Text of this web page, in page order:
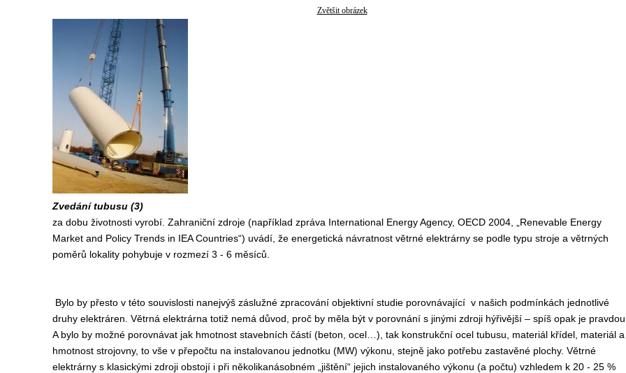
Zvětšit obrázek
Zvedání tubusu (3)
za dobu životnosti vyrobí. Zahraniční zdroje (například zpráva International Energy Agency, OECD 2004, „Renevable Energy
Market and Policy Trends in IEA Countries“) uvádí, že energetická návratnost větrné elektrárny se podle typu stroje a větrných
poměrů lokality pohybuje v rozmezí 3 - 6 měsíců.
Bylo by přesto v této souvislosti nanejvýš záslužné zpracování objektivní studie porovnávající v našich podmínkách jednotlivé
druhy elektráren. Větrná elektrárna totiž nemá důvod, proč by měla být v porovnání s jinými zdroji hýřivější – spíš opak je
A bylo by možné porovnávat jak hmotnost stavebních částí (beton, ocel…), tak konstrukční ocel tubusu, materiál křídel, materiál a
hmotnost strojovny, to vše v přepočtu na instalovanou jednotku (MW) výkonu, stejně jako potřebu zastavěné plochy. Větrné
elektrárny s klasickými zdroji obstojí i při několikanásobném „jištění“ jejich instalovaného výkonu (a počtu) vzhledem k 20 - 25 %